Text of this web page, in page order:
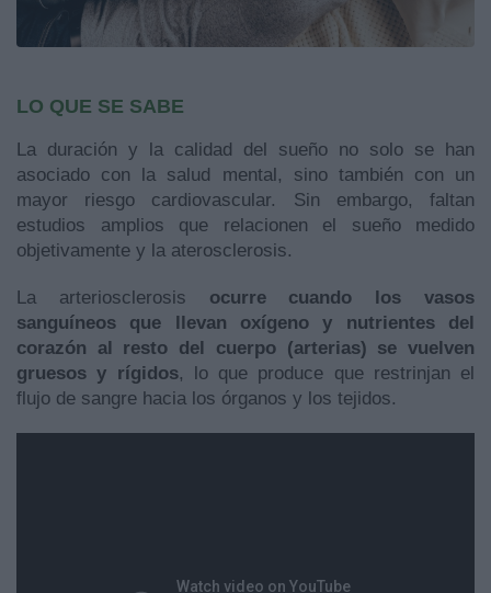
LO QUE SE SABE
La duración y la calidad del sueño no solo se han
asociado con la salud mental, sino también con un
mayor riesgo cardiovascular. Sin embargo, faltan
estudios amplios que relacionen el sueño medido
objetivamente y la aterosclerosis.
La arteriosclerosis ocurrecuando los vasos
sanguíneos que llevan oxígeno y nutrientes del
corazón al resto del cuerpo (arterias) se vuelven
gruesos y rígidos, lo que produce que restrinjan el
flujo de sangre hacia los órganos y los tejidos.